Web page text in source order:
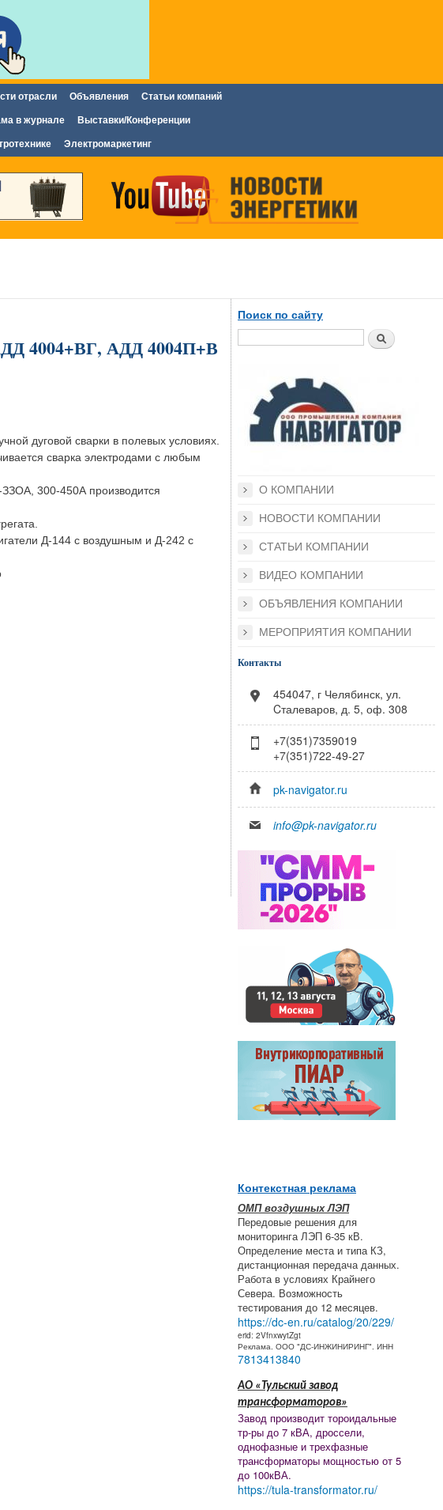
отрасли Объявления Статьи компаний
в журнале Выставки/Конференции
Электромаркетинг
4004+ВГ, АДД 4004П+В
дуговой сварки в полевых условиях.
сварка электродами с любым
ЗЗОА, 300-450А производится
Д-144 с воздушным и Д-242 с
Поиск по сайту
Поиск
О КОМПАНИИ
НОВОСТИ КОМПАНИИ
СТАТЬИ КОМПАНИИ
ВИДЕО КОМПАНИИ
ОБЪЯВЛЕНИЯ КОМПАНИИ
МЕРОПРИЯТИЯ КОМПАНИИ
Контакты
454047, г Челябинск, ул.
Cталеваров, д. 5, оф. 308
+7(351)7359019
+7(351)722-49-27
pk-navigator.ru
info@pk-navigator.ru
Контекстная реклама
ОМП воздушных ЛЭП
Передовые решения для
мониторинга ЛЭП 6-35 кВ.
Определение места и типа КЗ,
дистанционная передача данных.
Работа в условиях Крайнего
Севера. Возможность
тестирования до 12 месяцев.
https://dc-en.ru/catalog/20/229/
erid: 2VfnxwytZgt
Реклама. ООО "ДС-ИНЖИНИРИНГ". ИНН
7813413840
АО «Тульский завод
трансформаторов»
Завод производит тороидальные
тр-ры до 7 кВА, дроссели,
однофазные и трехфазные
трансформаторы мощностью от 5
до 100кВА.
https://tula-transformator.ru/